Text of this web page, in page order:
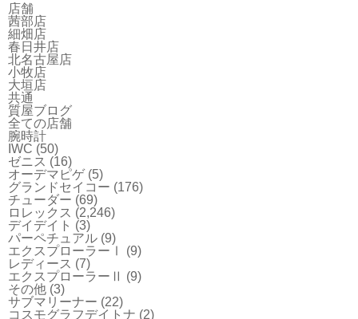
店舗
茜部店
細畑店
春日井店
北名古屋店
小牧店
大垣店
共通
質屋ブログ
全ての店舗
腕時計
IWC (50)
ゼニス (16)
オーデマピゲ(5)
グランドセイコー (176)
チューダー (69)
ロレックス (2,246)
デイデイト (3)
パーペチュアル (9)
エクスプローラーⅠ
(9)
レディース (7)
エクスプローラーⅡ (9)
その他 (3)
サブマリーナー (22)
コスモグラフデイトナ (2)